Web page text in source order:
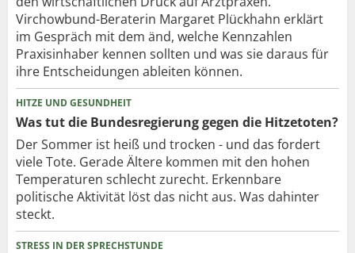
Virchowbund-Beraterin Margaret Plückhahn erklärt
im Gespräch mit dem änd, welche Kennzahlen
Praxisinhaber kennen sollten und was sie daraus für
ihre Entscheidungen ableiten können.
HITZE UND GESUNDHEIT
Was tut die Bundesregierung gegen die Hitzetoten?
Der Sommer ist heiß und trocken - und das fordert
viele Tote. Gerade Ältere kommen mit den hohen
Temperaturen schlecht zurecht. Erkennbare
politische Aktivität löst das nicht aus. Was dahinter
steckt.
STRESS IN DER SPRECHSTUNDE